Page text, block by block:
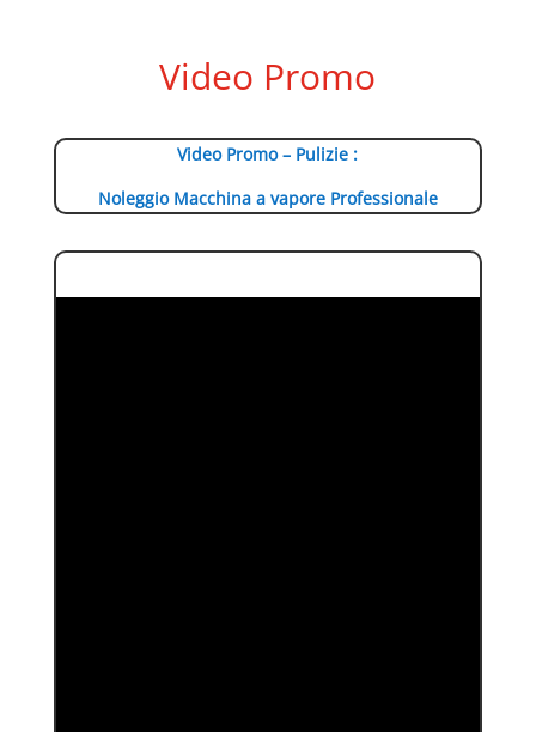
Video Promo
Video Promo – Pulizie :
Noleggio Macchina a vapore Professionale